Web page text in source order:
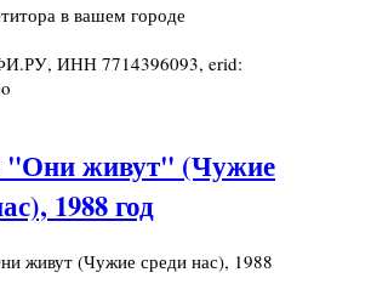
в вашем городе
ИНН 7714396093, erid:
живут" (Чужие
1988 год